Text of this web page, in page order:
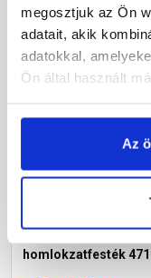
megosztjuk az Ön
adatait, akik
adatokkal,
Ön által használt
Az
Megnézem
homlokzatfesték